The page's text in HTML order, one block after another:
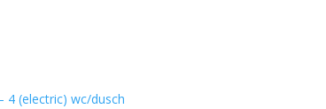
4 (electric) wc/dusch